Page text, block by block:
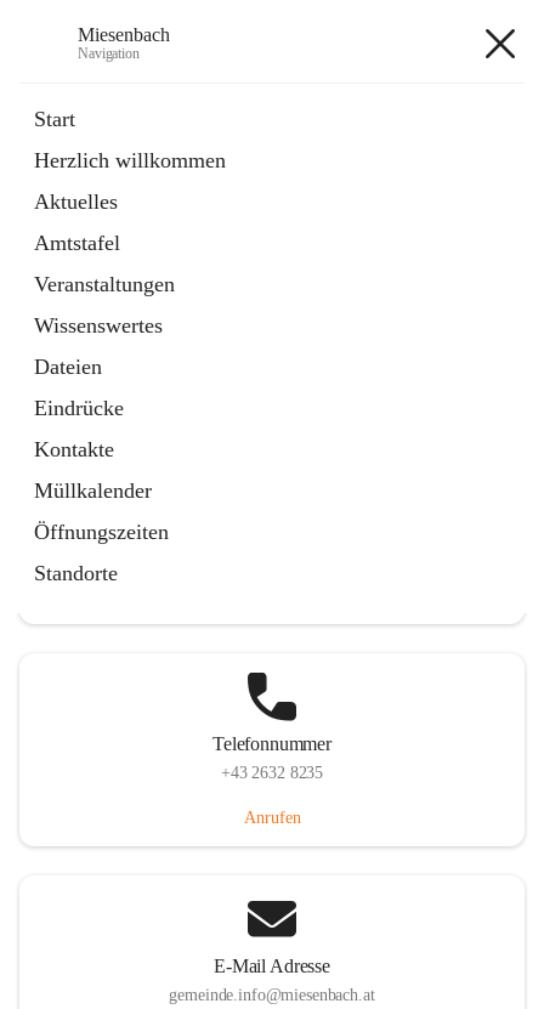
Miesenbach
Navigation
Start
Herzlich willkommen
Aktuelles
Amtstafel
Veranstaltungen
Wissenswertes
Dateien
Eindrücke
Kontakte
Müllkalender
Öffnungszeiten
Standorte
Externe Webseite
in
Tab
Region Schneebergland
Externe Webseite
öffnet
in
neuem
Tab
Telefonnummer
+43 2632 8235
Anrufen
E-Mail Adresse
gemeinde.info@miesenbach.at